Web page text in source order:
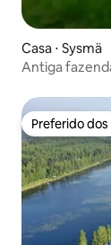
Casa ⋅ Sysmä
Antiga
Preferido
Preferido